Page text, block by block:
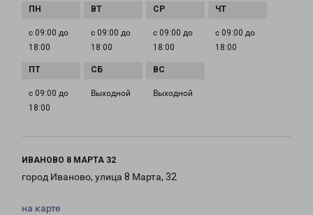
с 09:00 до
18:00
с 09:00 до
18:00
с 09:00 до
18:00
с 09:00 до
18:00
с 09:00 до
18:00
Выходной Выходной
ИВАНОВО 8 МАРТА 32
город Иваново, улица 8 Марта, 32
на карте